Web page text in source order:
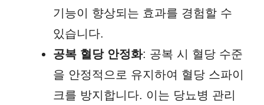
기능이 향상되는 효과를 경험할 수
있습니다.
공복 혈당 안정화: 공복 시 혈당 수준
을 안정적으로 유지하여 혈당 스파이
크를 방지합니다. 이는 당뇨병 관리